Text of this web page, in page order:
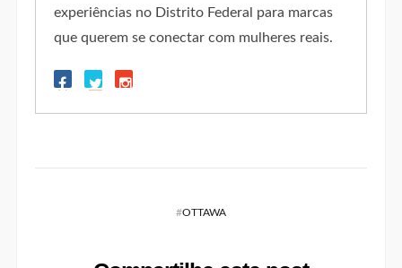
experiências no Distrito Federal para marcas
que querem se conectar com mulheres reais.
#OTTAWA